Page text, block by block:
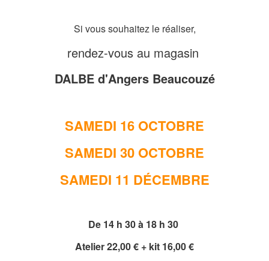
Si vous souhaitez le réaliser,
rendez-vous au magasin
DALBE d'Angers Beaucouzé
SAMEDI 16 OCTOBRE
SAMEDI 30 OCTOBRE
SAMEDI 11 DÉCEMBRE
De 14 h 30 à 18 h 30
Atelier 22,00 € + kit 16,00 €